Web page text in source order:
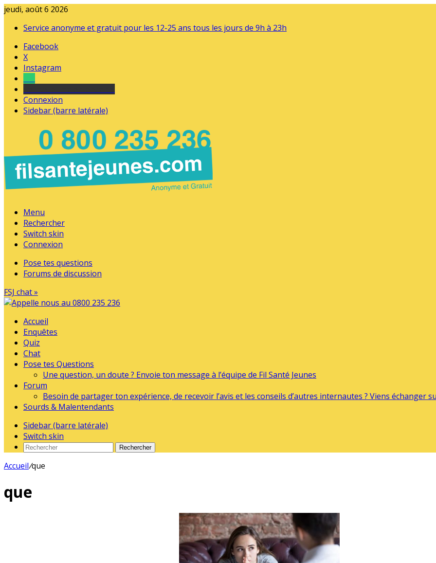
jeudi, août 6 2026
Service anonyme et gratuit pour les 12-25 ans tous les jours de 9h à 23h
Facebook
X
Instagram
Connexion
Sidebar (barre latérale)
Menu
Rechercher
Switch skin
Connexion
Pose tes questions
Forums de discussion
FSJ chat »
Accueil
Enquêtes
Quiz
Chat
Pose tes Questions
Une question, un doute ? Envoie ton message à l’équipe de Fil Santé Jeunes
Forum
Besoin de partager ton expérience, de recevoir l’avis et les conseils d’autres internautes ? Viens échanger
Sourds & Malentendants
Sidebar (barre latérale)
Switch skin
Rechercher
Accueil/que
que